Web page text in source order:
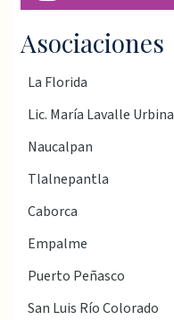
Asociaciones
La Florida
Lic. María Lavalle Urbina
Naucalpan
Tlalnepantla
Caborca
Empalme
Puerto Peñasco
San Luis Río Colorado